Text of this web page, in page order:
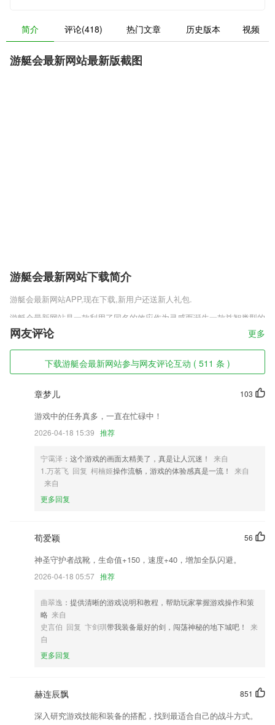
简介 评论(418) 热门文章 历史版本 视频
游艇会最新网站最新版截图
游艇会最新网站下载简介
游艇会最新网站APP,现在下载,新用户还送新人礼包.
游艇会最新网站是一款利用了同名的效应作为灵感而诞生一款益智类型的
作品，玩家们在这款游戏中将利用类似的效应一步一步解决问题，想必玩
家们都听说过多米诺骨牌吧，游玩了这款游戏之后玩家就会明白这种连锁
反应更深层次的内涵和应用场景了。
游艇会最新网站软件特色
1,游戏内自动点击刷礼品、挂机操作打boss，无需手动操作
2,多账号切换，2265用户的语音记录是多个账号，为用户做出不同账号分
动,我们将充分了解您的健康问题及需求,实时提供专业建议,助您增强健康
意识,提高生活质量
4,边读边记：独特笔记功能，让你留下新鲜的阅读感触；
5,经典中韩双语小说， 韩国经典影视台词双语赏析，让学习不再无聊。
游艇会最新网站软件优势
1.·汇聚全国著名教授，95%的985高校入驻
2.解读官方报名流程和报名条件，让考试顺利报名，不再疑惑。
3.·高质量历年真题，专业研发新增考点题。
4.上班忙，没有时间听课集中学习，碎片化的学习时间，饭后十分钟也能
学习两个知识点
5.包含了丰富的文字词语，大家都可以自由的使用查询。
《增广贤文》。
游艇会最新网站更新了什么?
网友评论 更多
下载游艇会最新网站参与网友评论互动 ( 511 条 )
103
章梦儿
游戏中的任务真多，一直在忙碌中！
2026-04-18 15:39 推荐
宁霭泽 ：这个游戏的画面太精美了，真是让人沉迷！
来自
1.万茗飞 回复 柯楠姬操作流畅，游戏的体验感真是一流！
来自
来自
更多回复
56
荀爱颖
神圣守护者战靴，生命值+150，速度+40，增加全队闪避。
2026-04-18 05:57 推荐
曲翠逸 ：提供清晰的游戏说明和教程，帮助玩家掌握游戏操作和策
略 来自
史言伯 回复 卞剑琪带我装备最好的剑，闯荡神秘的地下城吧！
来
自
更多回复
851
赫连辰飘
深入研究游戏技能和装备的搭配，找到最适合自己的战斗方式。